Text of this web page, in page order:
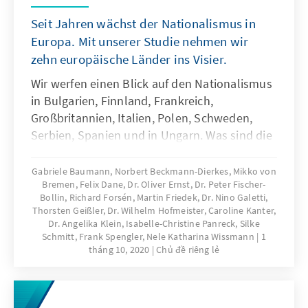
Seit Jahren wächst der Nationalismus in
Europa. Mit unserer Studie nehmen wir
zehn europäische Länder ins Visier.
Wir werfen einen Blick auf den Nationalismus
in Bulgarien, Finnland, Frankreich,
Großbritannien, Italien, Polen, Schweden,
Serbien, Spanien und in Ungarn. Was sind die
spielen eine Rolle? Und welche politischen
Handlungsempfehlungen lassen sich
ableiten, um Nationalismus wirkungsvoll
einzudämmen?
Gabriele Baumann, Norbert Beckmann-Dierkes, Mikko von
Bremen, Felix Dane, Dr. Oliver Ernst, Dr. Peter Fischer-
Bollin, Richard Forsén, Martin Friedek, Dr. Nino Galetti,
Thorsten Geißler, Dr. Wilhelm Hofmeister, Caroline Kanter,
Dr. Angelika Klein, Isabelle-Christine Panreck, Silke
Schmitt, Frank Spengler, Nele Katharina Wissmann
1
tháng 10, 2020 Chủ đề riêng lẻ